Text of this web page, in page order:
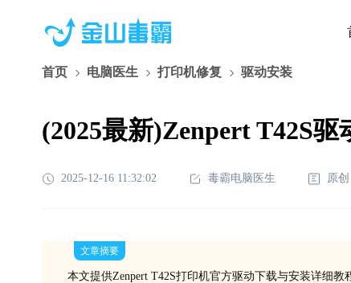
首页 电脑医生 打印机修复 驱动安装
(2025最新)Zenpert T42S
2025-12-16 11:32:02 毒霸电脑医生 原创
文章摘要
本文提供Zenpert T42S打印机官方驱动下载与安装详细教